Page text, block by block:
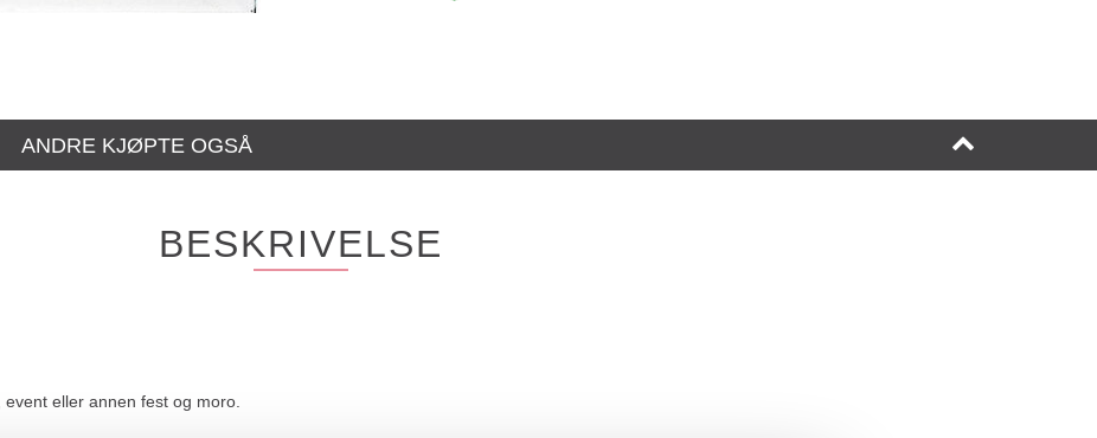
ANDRE KJØPTE OGSÅ
BESKRIVELSE
eller annen fest og moro.